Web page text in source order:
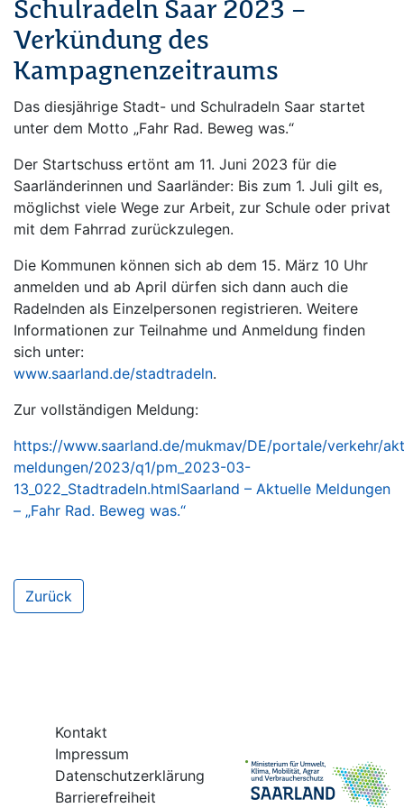
Schulradeln Saar 2023 –
Verkündung des
Kampagnenzeitraums
Das diesjährige Stadt- und Schulradeln Saar startet
unter dem Motto „Fahr Rad. Beweg was.“
Der Startschuss ertönt am 11. Juni 2023 für die
Saarländerinnen und Saarländer: Bis zum 1. Juli gilt es,
möglichst viele Wege zur Arbeit, zur Schule oder privat
mit dem Fahrrad zurückzulegen.
Die Kommunen können sich ab dem 15. März 10 Uhr
anmelden und ab April dürfen sich dann auch die
Radelnden als Einzelpersonen registrieren. Weitere
Informationen zur Teilnahme und Anmeldung finden
sich unter:
www.saarland.de/stadtradeln.
Zur vollständigen Meldung:
https://www.saarland.de/mukmav/DE/portale/verkehr/
meldungen/2023/q1/pm_2023-03-
13_022_Stadtradeln.htmlSaarland – Aktuelle Meldungen
– „Fahr Rad. Beweg was.“
Zurück
Kontakt
Impressum
Datenschutzerklärung
Barrierefreiheit